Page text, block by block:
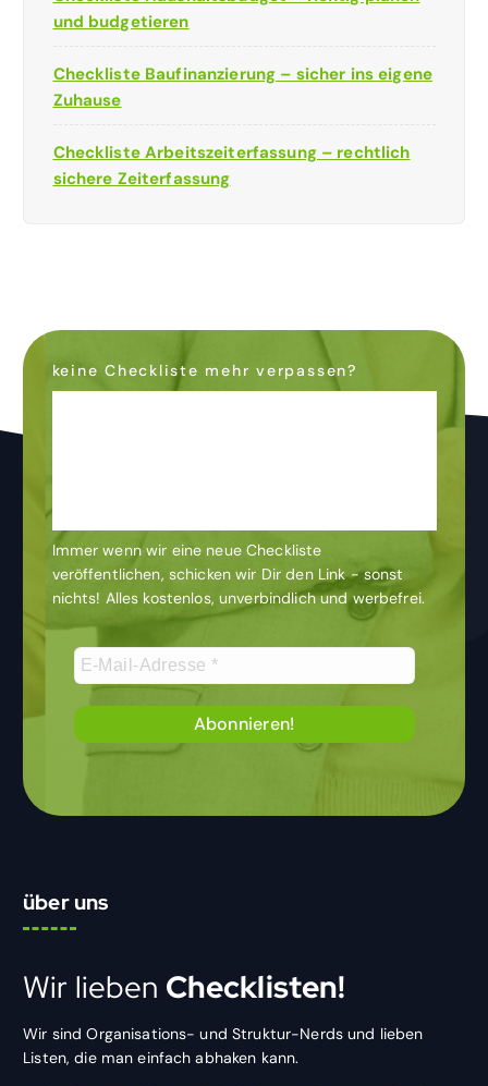
und budgetieren
Checkliste Baufinanzierung – sicher ins eigene
Zuhause
Checkliste Arbeitszeiterfassung – rechtlich
sichere Zeiterfassung
keine Checkliste mehr verpassen?
Laufenden
Immer wenn wir eine neue Checkliste
veröffentlichen, schicken wir Dir den Link - sonst
nichts! Alles kostenlos, unverbindlich und werbefrei.
über uns
Wir lieben Checklisten!
Wir sind Organisations- und Struktur-Nerds und lieben
Listen, die man einfach abhaken kann.